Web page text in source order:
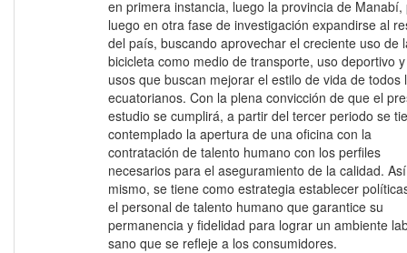
en primera instancia, luego la provincia de Manabí,
luego en otra fase de investigación expandirse al
del país, buscando aprovechar el creciente uso de
bicicleta como medio de transporte, uso deportivo
usos que buscan mejorar el estilo de vida de todos
ecuatorianos. Con la plena convicción de que el
estudio se cumplirá, a partir del tercer periodo se
contemplado la apertura de una oficina con la
contratación de talento humano con los perfiles
necesarios para el aseguramiento de la calidad. Así
mismo, se tiene como estrategia establecer
el personal de talento humano que garantice su
permanencia y fidelidad para lograr un ambiente
sano que se refleje a los consumidores.